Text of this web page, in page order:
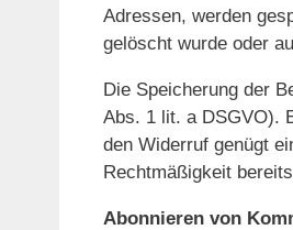
Adressen, werden
gelöscht wurde oder
Die Speicherung der
Abs. 1 lit. a DSGVO).
den Widerruf genügt
Rechtmäßigkeit
Abonnieren von